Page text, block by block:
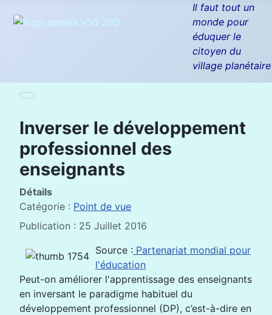
Il faut tout un
monde pour
éduquer le
citoyen du
village planétaire
Inverser le développement
professionnel des
enseignants
Détails
Catégorie : Point de vue
Publication : 25 Juillet 2016
Source : Partenariat mondial pour
l'éducation
Peut-on améliorer l'apprentissage des enseignants
en inversant le paradigme habituel du
développement professionnel (DP), c’est-à-dire en